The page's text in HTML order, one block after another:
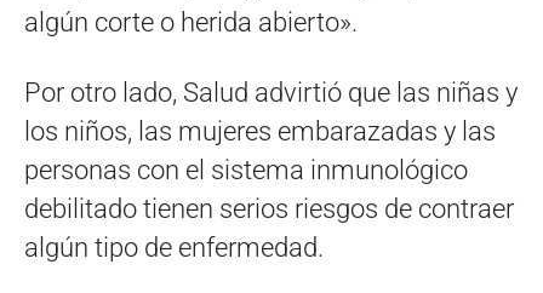
algún corte o herida abierto».
Por otro lado, Salud advirtió que las niñas y
los niños, las mujeres embarazadas y las
personas con el sistema inmunológico
debilitado tienen serios riesgos de contraer
algún tipo de enfermedad.